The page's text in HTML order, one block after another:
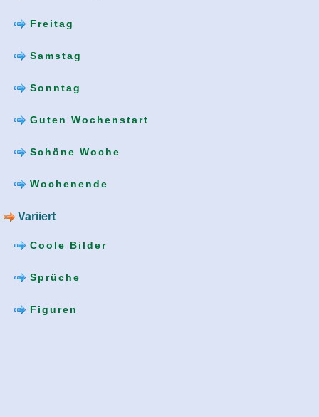
Freitag
Samstag
Sonntag
Guten Wochenstart
Schöne Woche
Wochenende
Variiert
Coole Bilder
Sprüche
Figuren